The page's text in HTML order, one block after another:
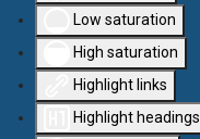
Low saturation
High saturation
Highlight links
Highlight headings